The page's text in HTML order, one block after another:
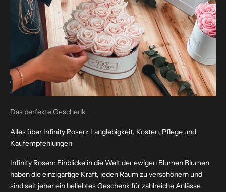
Das perfekte Geschenk
Alles über Infinity Rosen: Langlebigkeit, Kosten, Pflege und
Kaufempfehlungen
Infinity Rosen: Einblicke in die Welt der ewigen Blumen Blumen
haben die einzigartige Kraft, jeden Raum zu verschönern und
sind seit jeher ein beliebtes Geschenk für zahlreiche Anlässe.